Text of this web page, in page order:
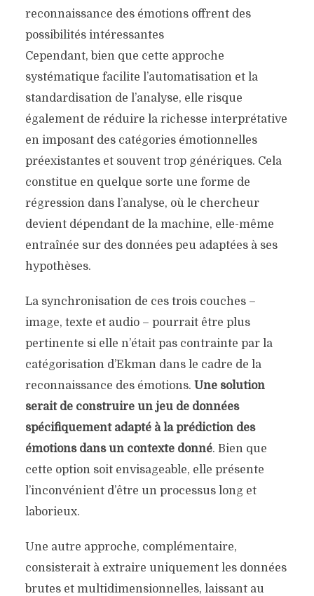
reconnaissance des émotions offrent des
possibilités intéressantes
Cependant, bien que cette approche
systématique facilite l’automatisation et la
standardisation de l’analyse, elle risque
également de réduire la richesse interprétative
en imposant des catégories émotionnelles
préexistantes et souvent trop génériques. Cela
constitue en quelque sorte une forme de
régression dans l’analyse, où le chercheur
devient dépendant de la machine, elle-même
entraînée sur des données peu adaptées à ses
hypothèses.
La synchronisation de ces trois couches –
image, texte et audio – pourrait être plus
pertinente si elle n’était pas contrainte par la
catégorisation d’Ekman dans le cadre de la
reconnaissance des émotions. Une solution
serait de construire un jeu de données
spécifiquement adapté à la prédiction des
émotions dans un contexte donné. Bien que
cette option soit envisageable, elle présente
l’inconvénient d’être un processus long et
laborieux.
Une autre approche, complémentaire,
consisterait à extraire uniquement les données
brutes et multidimensionnelles, laissant au